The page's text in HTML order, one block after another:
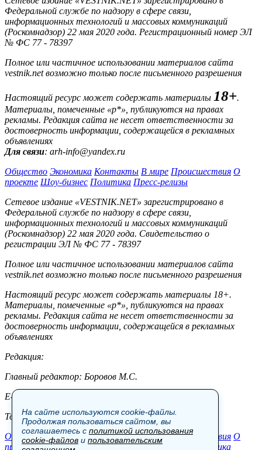
Федеральной службе по надзору в сфере связи,
информационных технологий и массовых коммуникаций
(Роскомнадзор) 22 мая 2020 года. Регистрационный номер ЭЛ
№ ФС 77 - 78397
Полное или частичное использовании материалов сайта
vestnik.net возможно только после письменного разрешения
Настоящий ресурс может содержать материалы 18+.
Материалы, помеченные «р*», публикуются на правах
рекламы. Редакция сайта не несет ответственности за
достоверность информации, содержащейся в рекламных
объявлениях
Для связи: arh-info@yandex.ru
Общество Экономика Контакты В мире Происшествия О
проекте Шоу-бизнес Политика Пресс-релизы
Сетевое издание «VESTNIK.NET» зарегистрировано в
Федеральной службе по надзору в сфере связи,
информационных технологий и массовых коммуникаций
(Роскомнадзор) 22 мая 2020 года. Свидетельство о
регистрации ЭЛ № ФС 77 - 78397
Полное или частичное использовании материалов сайта
vestnik.net возможно только после письменного разрешения
Настоящий ресурс может содержать материалы 18+.
Материалы, помеченные «р*», публикуются на правах
рекламы. Редакция сайта не несет ответственности за
достоверность информации, содержащейся в рекламных
объявлениях
Редакция:
Главный редактор: Боровов М.С.
E-mail: site@vestnik.net, reb.msk@yandex.ru
Тел.: +7 (921) 720-00-97
Общество Экономика Контакты В мире Происшествия О
проекте Шоу-бизнес Политика Пресс-релизы Политика
На сайте используются cookie-файлы.
Продолжая пользоваться сайтом, вы
соглашаетесь с политикой использования
cookie-файлов и пользовательским